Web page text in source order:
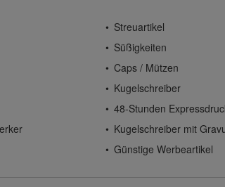
Streuartikel
Süßigkeiten
Caps / Mützen
Kugelschreiber
48-Stunden
Kugelschreiber mit
Günstige Werbeartikel